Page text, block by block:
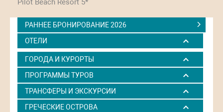
Pilot Beach Resort 5*
РАННЕЕ БРОНИРОВАНИЕ 2026
ОТЕЛИ
ГОРОДА И КУРОРТЫ
ПРОГРАММЫ ТУРОВ
ТРАНСФЕРЫ И ЭКСКУРСИИ
ГРЕЧЕСКИЕ ОСТРОВА